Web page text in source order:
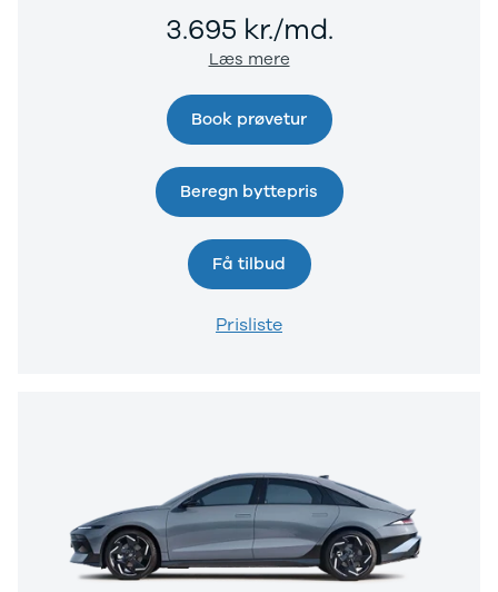
Polestar
brugte biler
Vis alle
Privatleasing
guide
Sådan
foregår
Biler til
Kontakt os
Lån til bilen
Sælg os din
bil
Elektriske
3.695 kr./md.
Læs mere
Book prøvetur
Beregn byttepris
Få tilbud
Prisliste